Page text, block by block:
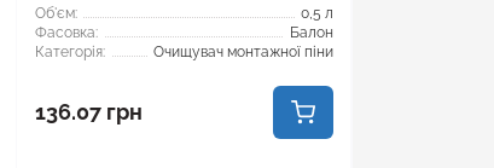
Об'єм:
0,5 л
Фасовка:
Балон
Категорія:
Очищувач монтажної піни
136.07 грн